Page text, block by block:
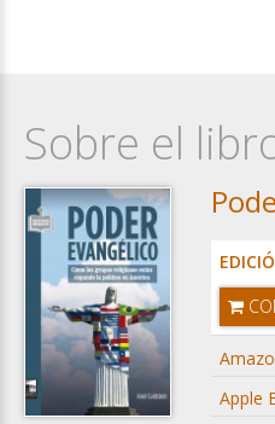
Sobre el
Apple